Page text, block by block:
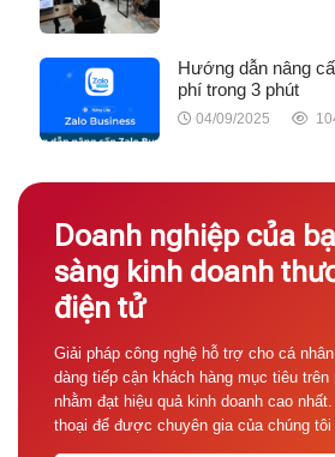
Hướng dẫn nâng
phí trong 3 phút
04/09/2025
Doanh nghiệp của
sàng kinh doanh
điện tử
Giải pháp công nghệ hỗ trợ cho cá
dàng tiếp cận khách hàng mục tiêu
nhằm đạt hiệu quả kinh doanh cao
thoại để được chuyên gia của chúng